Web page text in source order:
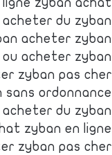
zyban achat
du zyban
acheter zyban
acheter zyban
zyban pas cher
sans ordonnance
du zyban
zyban en ligne
zyban pas cher